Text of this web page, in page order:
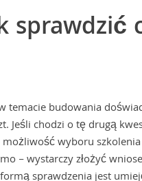
sprawdzić
temacie budowania
Jeśli chodzi o tę drugą
wyboru szkolenia
– wystarczy złożyć